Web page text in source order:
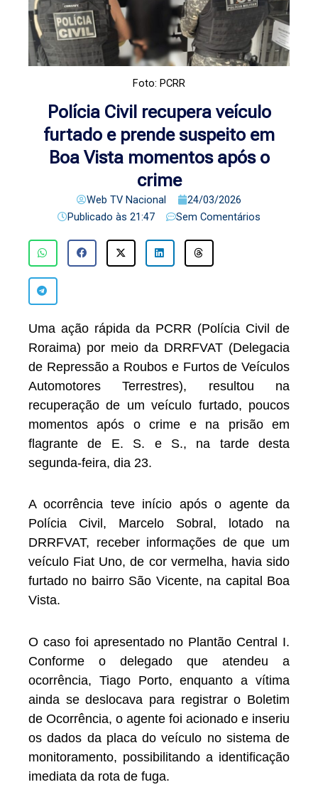
Foto: PCRR
Polícia Civil recupera veículo
furtado e prende suspeito em
Boa Vista momentos após o
crime
Web TV Nacional
24/03/2026
Publicado às 21:47 Sem Comentários
Uma ação rápida da PCRR (Polícia Civil de
Roraima) por meio da DRRFVAT (Delegacia
de Repressão a Roubos e Furtos de Veículos
Automotores Terrestres), resultou na
recuperação de um veículo furtado, poucos
momentos após o crime e na prisão em
flagrante de E. S. e S., na tarde desta
segunda-feira, dia 23.
A ocorrência teve início após o agente da
Polícia Civil, Marcelo Sobral, lotado na
DRRFVAT, receber informações de que um
veículo Fiat Uno, de cor vermelha, havia sido
furtado no bairro São Vicente, na capital Boa
Vista.
O caso foi apresentado no Plantão Central I.
Conforme o delegado que atendeu a
ocorrência, Tiago Porto, enquanto a vítima
ainda se deslocava para registrar o Boletim
de Ocorrência, o agente foi acionado e inseriu
os dados da placa do veículo no sistema de
monitoramento, possibilitando a identificação
imediata da rota de fuga.